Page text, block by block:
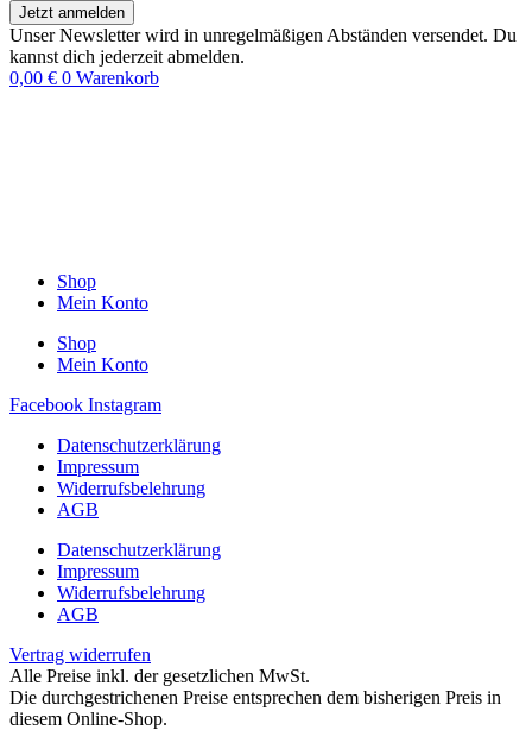
Jetzt anmelden
Unser Newsletter wird in unregelmäßigen Abständen versendet. Du
kannst dich jederzeit abmelden.
0,00 € 0 Warenkorb
Shop
Mein Konto
Shop
Mein Konto
Facebook Instagram
Datenschutzerklärung
Impressum
Widerrufsbelehrung
AGB
Datenschutzerklärung
Impressum
Widerrufsbelehrung
AGB
Vertrag widerrufen
Alle Preise inkl. der gesetzlichen MwSt.
Die durchgestrichenen Preise entsprechen dem bisherigen Preis in
diesem Online-Shop.